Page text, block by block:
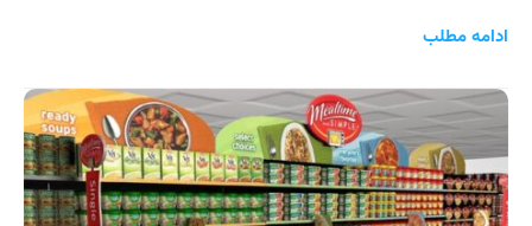
ادامه مطلب